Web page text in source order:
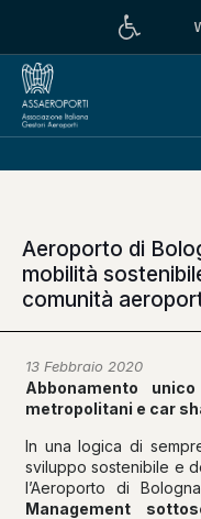
Aeroporto di
mobilità
comunità
13 Febbraio 2020
Abbonamento
metropolitani e car
In una logica di
sviluppo sostenibile e
l’Aeroporto di
Management